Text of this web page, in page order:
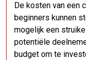
De kosten van een
beginners kunnen
mogelijk een
potentiële
budget om te